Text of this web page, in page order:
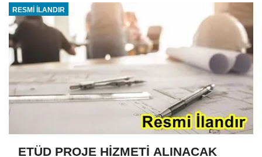
RESMİ İLANDIR
ETÜD PROJE HİZMETİ ALINACAK